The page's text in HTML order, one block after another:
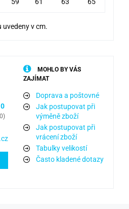
uvedeny v cm.
MOHLO BY VÁS
ZAJÍMAT
Doprava a poštovné
Jak postupovat při
výměně zboží
Jak postupovat při
vrácení zboží
Tabulky velikostí
Často kladené dotazy